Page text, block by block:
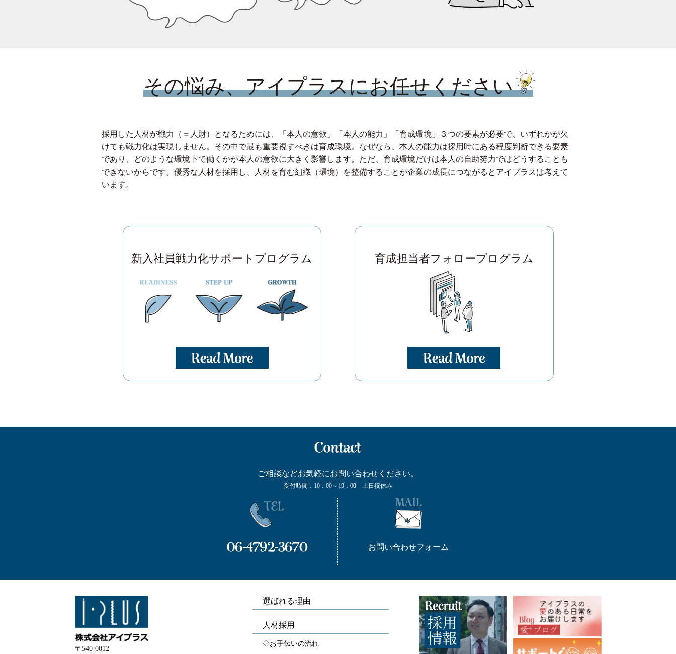
その悩み、アイプラスにお任せください
採用した人材が戦力（＝人財）となるためには、「本人の意欲」「本人の能力」「育成環境」３つの要素が必要で、いずれかが欠
けても戦力化は実現しません。その中で最も重要視すべきは育成環境。なぜなら、本人の能力は採用時にある程度判断できる要素
であり、どのような環境下で働くかが本人の意欲に大きく影響します。ただ、育成環境だけは本人の自助努力ではどうすることも
できないからです。優秀な人材を採用し、人材を育む組織（環境）を整備することが企業の成長につながるとアイプラスは考えて
います。
新入社員戦力化サポートプログラム 育成担当者フォロープログラム
ご相談などお気軽にお問い合わせください。
受付時間：10：00～19：00 土日祝休み
お問い合わせフォーム
〒540-0012
選ばれる理由
人材採用
お手伝いの流れ